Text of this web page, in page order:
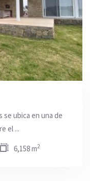
se ubica en una de
el ...
6,158 m2